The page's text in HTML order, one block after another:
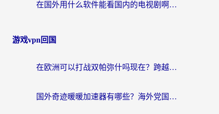
在国外用什么软件能看国内的电视剧啊？留学生亲测有效的回国加速方案
游戏vpn回国
在欧洲可以打战双帕弥什吗现在？跨越延迟墙的实战指南
国外奇迹暖暖加速器有哪些？海外党国服游戏畅玩终极指南（附亲测推荐）